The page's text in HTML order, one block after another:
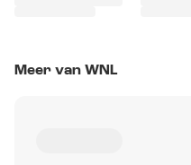
Meer van WNL